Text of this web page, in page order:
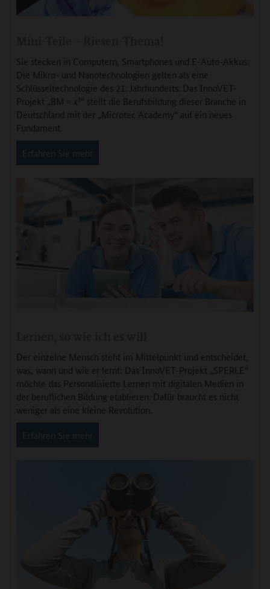
Sie stecken in Computern, Smartphones und E-Auto-Akkus:
Die Mikro- und Nanotechnologien gelten als eine
Schlüsseltechnologie des 21. Jahrhunderts. Das InnoVET-
Projekt „BM = x³“ stellt die Berufsbildung dieser Branche in
Deutschland mit der „Microtec Academy“ auf ein neues
Fundament.
Erfahren Sie mehr
Der einzelne Mensch steht im Mittelpunkt und entscheidet,
was, wann und wie er lernt: Das InnoVET-Projekt „SPERLE“
möchte das Personalisierte Lernen mit digitalen Medien in
der beruflichen Bildung etablieren. Dafür braucht es nicht
weniger als eine kleine Revolution.
Erfahren Sie mehr